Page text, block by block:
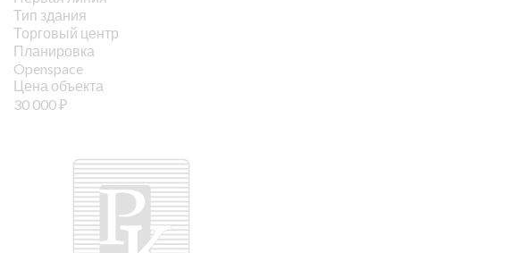
Тип здания
Торговый центр
Планировка
Openspace
Цена объекта
30 000₽